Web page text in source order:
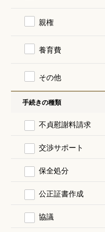
親権
養育費
その他
手続きの種類
不貞慰謝料請求
交渉サポート
保全処分
公正証書作成
協議